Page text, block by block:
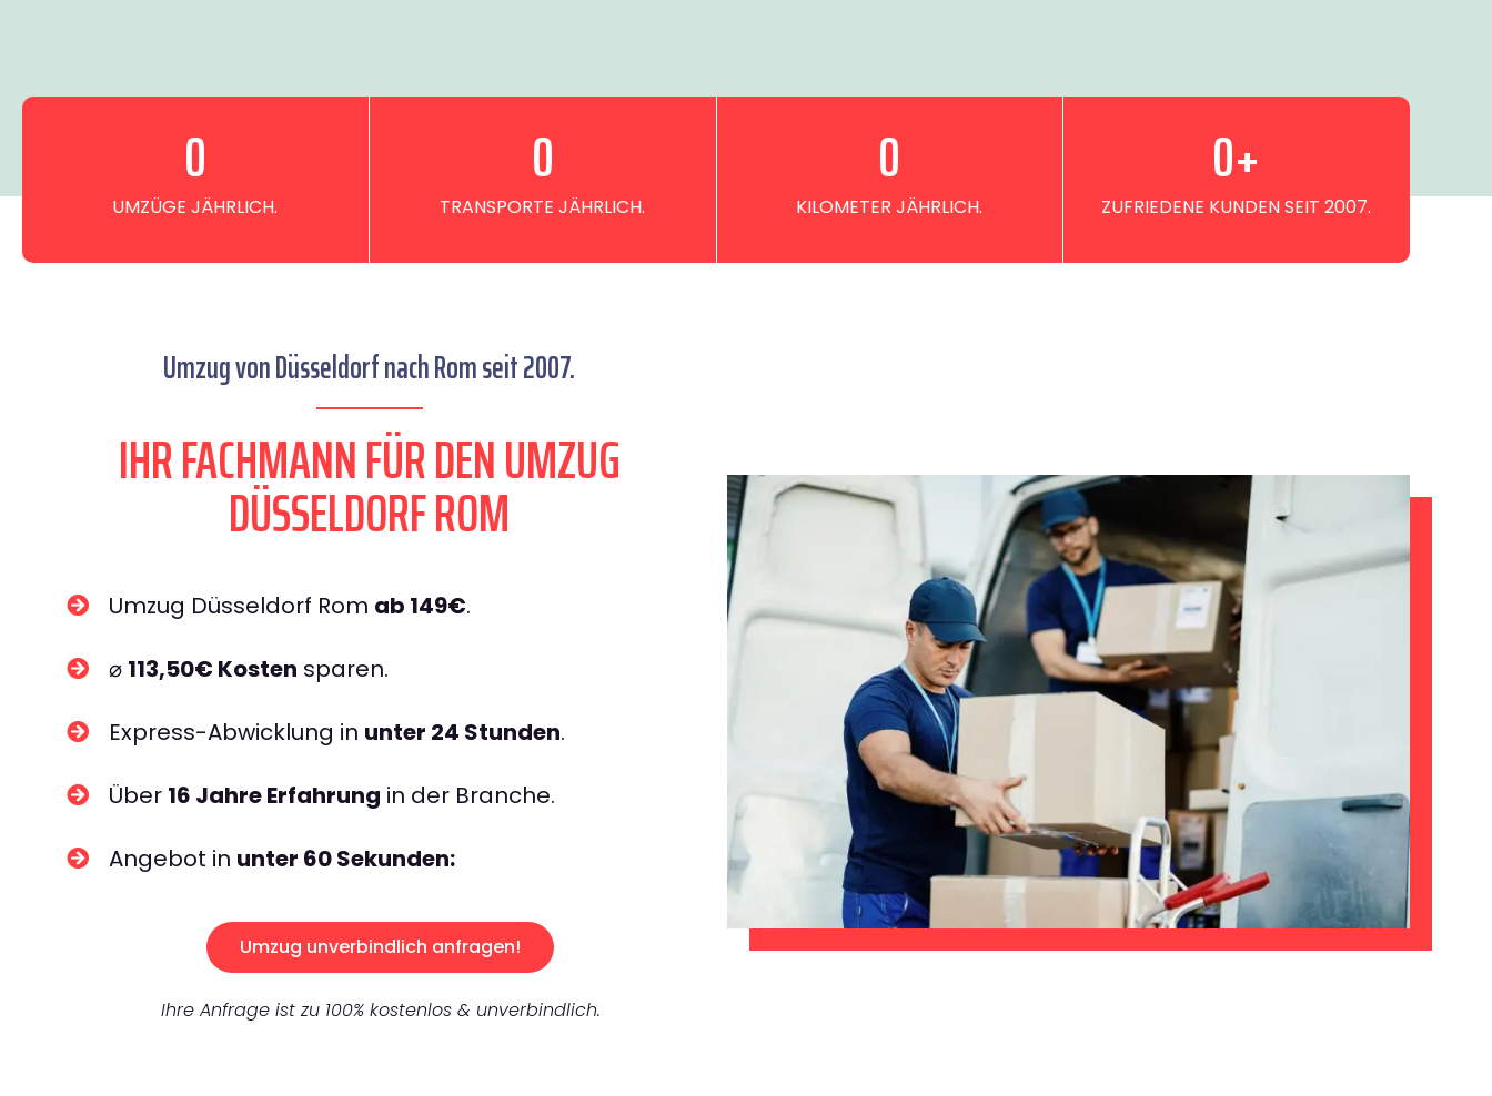
UMZÜGE JÄHRLICH.
0
TRANSPORTE JÄHRLICH.
0
KILOMETER JÄHRLICH.
0
ZUFRIEDENE KUNDEN SEIT 2007.
0+
Umzug von Düsseldorf nach Rom seit 2007.
IHR FACHMANN FÜR DEN UMZUG
DÜSSELDORF ROM
Umzug Düsseldorf Rom ab 149€.
⌀ 113,50€ Kosten sparen.
Express-Abwicklung in unter 24 Stunden.
Über 16 Jahre Erfahrung in der Branche.
Angebot in unter 60 Sekunden:
Umzug unverbindlich anfragen!
Ihre Anfrage ist zu 100% kostenlos & unverbindlich.